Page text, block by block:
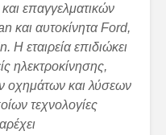
επαγγελματικών
και αυτοκίνητα Ford,
Η εταιρεία επιδιώκει
ηλεκτροκίνησης,
οχημάτων και λύσεων
τεχνολογίες